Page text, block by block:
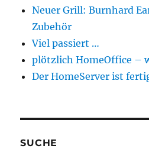
Neuer Grill: Burnhard
Zubehör
Viel passiert …
plötzlich HomeOffice –
Der HomeServer ist
SUCHE